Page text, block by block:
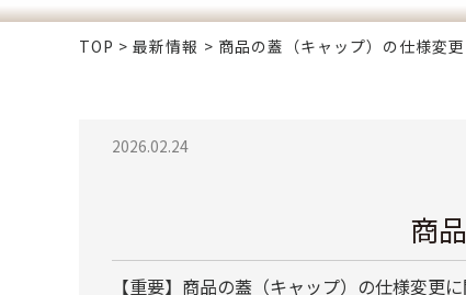
TOP >最新情報 > 商品の蓋（キャップ）の仕様変
2026.02.24
商
【重要】商品の蓋（キャップ）の仕様変更